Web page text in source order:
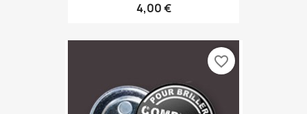
4,00 €
favorite_border